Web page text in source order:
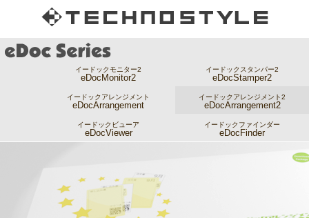
イードックモニター2
eDocMonitor2
イードックスタンパー2
eDocStamper2
イードックアレンジメント
eDocArrangement
イードックアレンジメント2
eDocArrangement2
イードックビューア
eDocViewer
イードックファインダー
eDocFinder